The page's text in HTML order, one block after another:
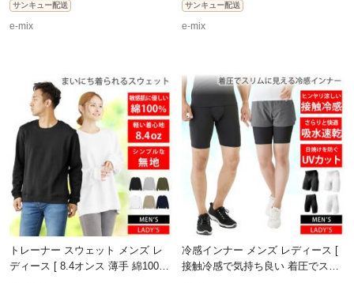
サンキュー配送
e-mix
サンキュー配送
e-mix
トレーナー スウェット メンズ レ
ディース [ 8.4オンス 薄手 綿100%
冷感インナー メンズ レディース [
接触冷感で気持ち良い 着圧でスリ